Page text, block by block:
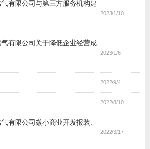
有限公司与第三方服务机构建
2023/1/10
有限公司关于降低企业经营成
2023/1/6
2022/9/4
2022/8/10
有限公司微小商业开发报装、
2022/3/17